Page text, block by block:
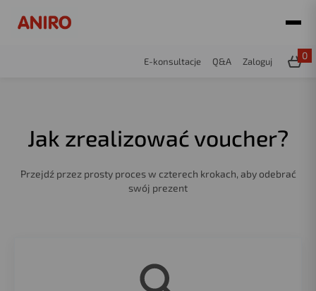
E-konsultacje Q&A Zaloguj
0
Jak zrealizować voucher?
Przejdź przez prosty proces w czterech krokach, aby odebrać
swój prezent